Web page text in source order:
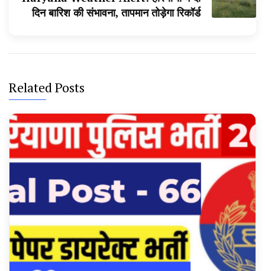
दिन बारिश की संभावना, तापमान तोड़ेगा रिकॉर्ड
Related Posts